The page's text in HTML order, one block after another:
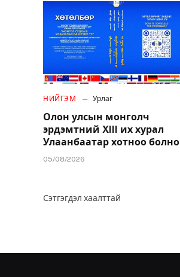
НИЙГЭМ Урлаг
Олон улсын монголч
эрдэмтний XIII их хурал
Улаанбаатар хотноо болно
05/08/2026
Сэтгэгдэл хаалттай